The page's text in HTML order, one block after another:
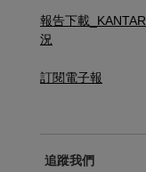
報告下載
況
訂閱電子報
追蹤我們